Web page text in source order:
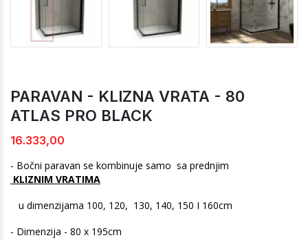
PARAVAN - KLIZNA VRATA - 80
ATLAS PRO BLACK
16.333,00
- Bočni paravan se kombinuje samo sa prednjim
KLIZNIM VRATIMA
u dimenzijama 100, 120, 130, 140, 150 I 160cm
- Dimenzija - 80 x 195cm